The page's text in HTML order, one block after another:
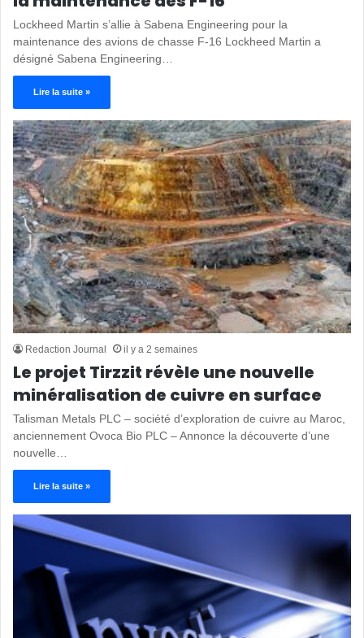
Lockheed Martin s’allie à Sabena Engineering pour la
maintenance des avions de chasse F-16 Lockheed Martin a
désigné Sabena Engineering…
Lire la suite »
Redaction Journal il y a 2 semaines
Le projet Tirzzit révèle une nouvelle
minéralisation de cuivre en surface
Talisman Metals PLC – société d’exploration de cuivre au Maroc,
anciennement Ovoca Bio PLC – Annonce la découverte d’une
nouvelle…
Lire la suite »